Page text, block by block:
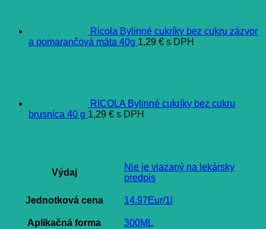
Ricola Bylinné cukríky bez cukru zázvor
a pomarančová mäta 40g 1,29 € s DPH
RICOLA Bylinné cukríky bez cukru
brusnica 40 g 1,29 € s DPH
Výdaj
Nie je viazaný na lekársky
predpis
Jednotková cena 14.97Eur/1l
Aplikačná forma
300ML